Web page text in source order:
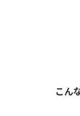
こん